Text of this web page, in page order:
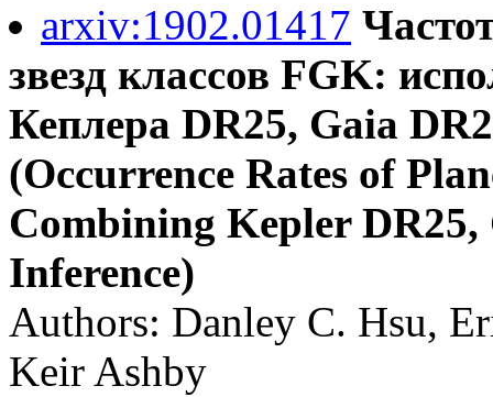
arxiv:1902.01417
звезд классов FGK:
Кеплера DR25, Gaia
(Occurrence Rates of
Combining Kepler DR25,
Inference)
Authors: Danley C. Hsu,
Keir Ashby